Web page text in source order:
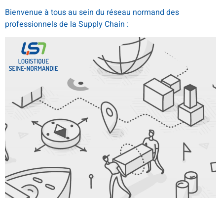
Bienvenue à tous au sein du réseau normand des
professionnels de la Supply Chain :
Lecteur
vidéo